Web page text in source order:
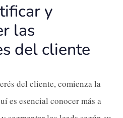
y
las
del cliente
del cliente, comienza la
es esencial conocer más a